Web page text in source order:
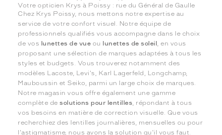
Votre opticien Krys à Poissy : rue du Général de Gaulle
Chez Krys Poissy, nous mettons notre expertise au
service de votre confort visuel. Notre équipe de
professionnels qualifiés vous accompagne dans le choix
de vos lunettes de vue ou lunettes de soleil , en vous
proposant une sélection de marques adaptées à tous les
styles et budgets. Vous trouverez notamment des
modèles Lacoste, Levi's, Karl Lagerfeld, Longchamp,
Mauboussin et Seiko, parmi un large choix de marques.
Notre magasin vous offre également une gamme
complète desolutions pour lentilles , répondant à tous
vos besoins en matière de correction visuelle. Que vous
recherchiez des lentilles journalières, mensuelles ou pour
l'astigmatisme, nous avons la solution qu'il vous faut.